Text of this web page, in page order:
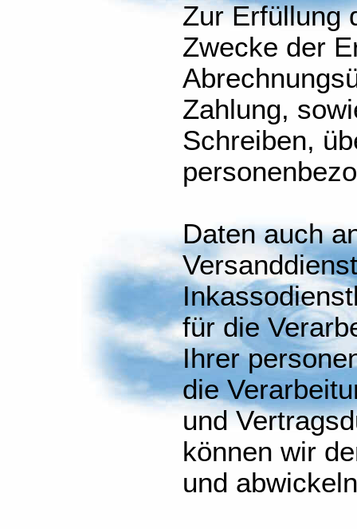
Zur Erfüllung
Zwecke der
Zahlung,
Schreiben,
Daten auch
für die
Ihrer
die
und
können wir
und